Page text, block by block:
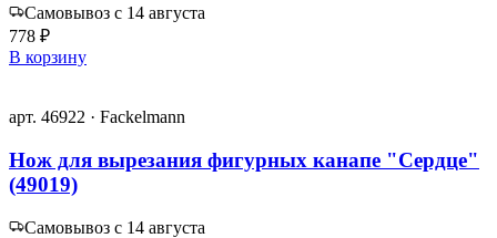
Самовывоз с 14 августа
778 ₽
В корзину
арт. 46922 · Fackelmann
Нож для вырезания фигурных канапе "Сердце"
(49019)
Самовывоз с 14 августа